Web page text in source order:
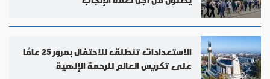
الاستعدادات تنطلق للاحتفال بمرور 25 عامًا
على تكريس العالم للرحمة الإلهية